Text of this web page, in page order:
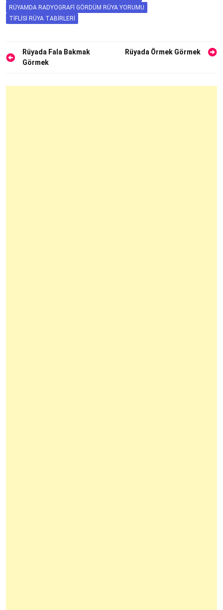
RÜYAMDA RADYOGRAFI GÖRDÜM RÜYA YORUMU
TIFLISI RÜYA TABIRLERI
Yazı
gezinmesi
Rüyada Fala Bakmak
Görmek
Rüyada Örmek Görmek